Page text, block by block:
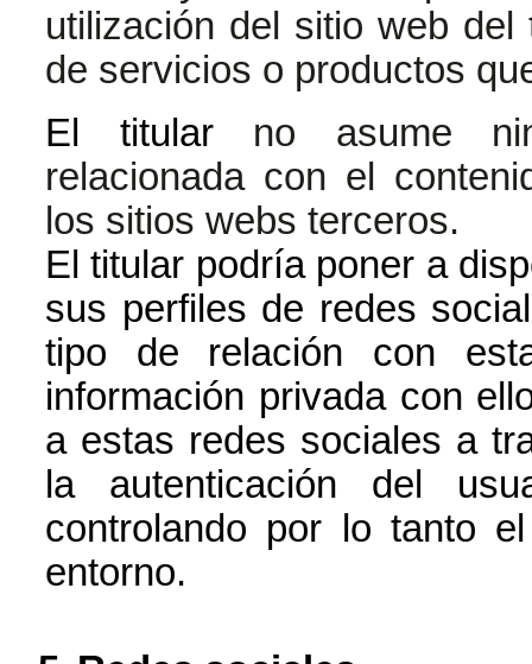
utilización del sitio web
de servicios o productos
El titularno asume
relacionada con el
los sitios webs terceros.
El titular podría poner a
sus perfiles de redes
tipo de relación con
información privada con
a estas redes sociales a
la autenticación del
controlando por lo tanto
entorno.